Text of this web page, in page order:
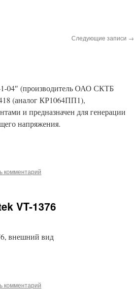
Следующие записи →
04″ (производитель ОАО СКТБ
(аналог КР1064ПП1),
и предназначен для генерации
напряжения.
комментарий
VT-1376
внешний вид
комментарий